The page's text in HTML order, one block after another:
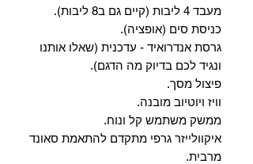
מעבד 4 ליבות (קיים גם ב8 ליבות).
כניסת סים (אופציה).
גרסת אנדרואיד - עדכנית (שאלו אותנו
ונגיד לכם בדיוק מה הדגם).
פיצול מסך.
וויז ויוטיוב מובנה.
ממשק משתמש קל ונוח.
איקוולייזר גרפי מתקדם להתאמת סאונד
מרבית.